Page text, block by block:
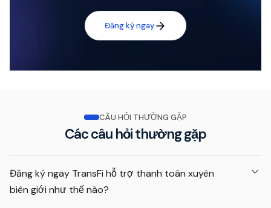
Đăng ký ngay
CÂU HỎI THƯỜNG GẶP
Các câu hỏi thường gặp
Đăng ký ngay TransFi hỗ trợ thanh toán xuyên
biên giới như thế nào?